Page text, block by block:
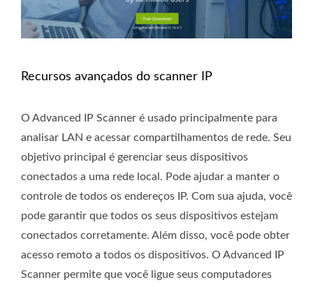
Recursos avançados do scanner IP
O Advanced IP Scanner é usado principalmente para
analisar LAN e acessar compartilhamentos de rede. Seu
objetivo principal é gerenciar seus dispositivos
conectados a uma rede local. Pode ajudar a manter o
controle de todos os endereços IP. Com sua ajuda, você
pode garantir que todos os seus dispositivos estejam
conectados corretamente. Além disso, você pode obter
acesso remoto a todos os dispositivos. O Advanced IP
Scanner permite que você ligue seus computadores